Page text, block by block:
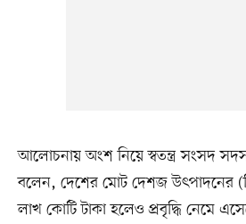
আলোচনায় অংশ নিয়ে স্বতন্ত্র সংসদ
বলেন, দেশের মোট দেশজ উৎপাদনের
লাখ কোটি টাকা হলেও প্রবৃদ্ধি নেমে